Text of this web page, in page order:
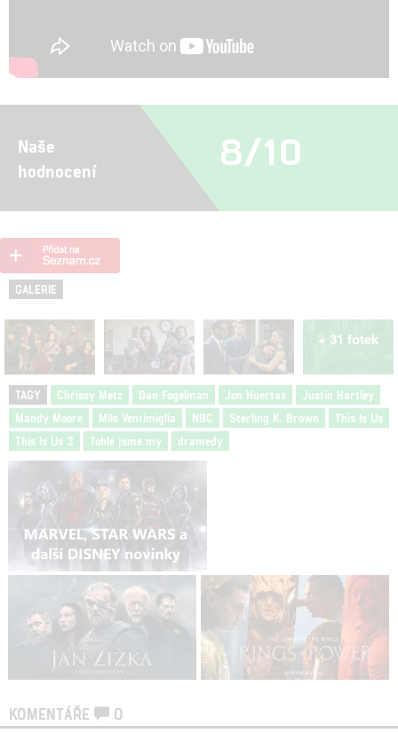
Naše
hodnocení
8/10
GALERIE
+ 31 fotek
TAGY Chrissy Metz Dan Fogelman Jon Huertas
Justin Hartley
Mandy Moore
Milo Ventimiglia NBC Sterling K. Brown
This Is Us
This Is Us 3
Tohle jsme my dramedy
KOMENTÁŘE 0